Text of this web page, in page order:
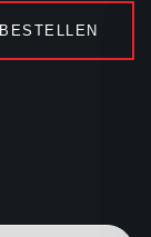
BESTELLEN